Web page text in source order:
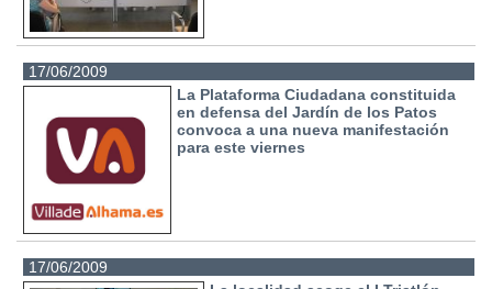
17/06/2009
La Plataforma Ciudadana constituida
en defensa del Jardín de los Patos
convoca a una nueva manifestación
para este viernes
17/06/2009